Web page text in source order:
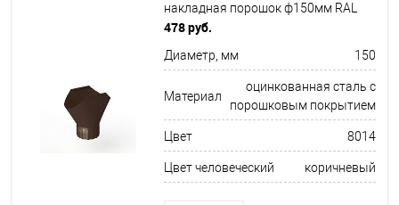
накладная порошок ф150мм RAL
8014
478 руб.
Диаметр, мм 150
Материал
оцинкованная сталь с
порошковым покрытием
Цвет 8014
Цвет человеческий коричневый